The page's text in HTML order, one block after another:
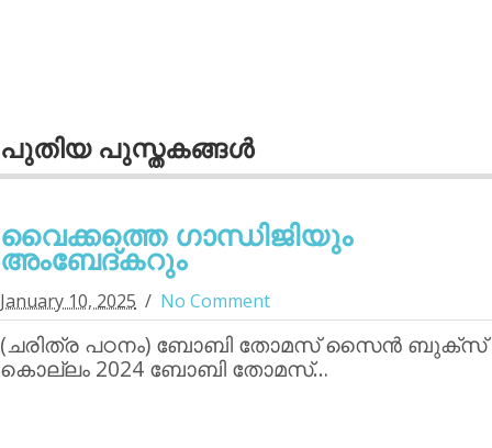
പുതിയ പുസ്തകങ്ങള്‍
വൈക്കത്തെ ഗാന്ധിജിയും
അംബേദ്കറും
January 10, 2025 No Comment
(ചരിത്ര പഠനം) ബോബി തോമസ് സൈന്‍ ബുക്‌സ്
കൊല്ലം 2024 ബോബി തോമസ്…